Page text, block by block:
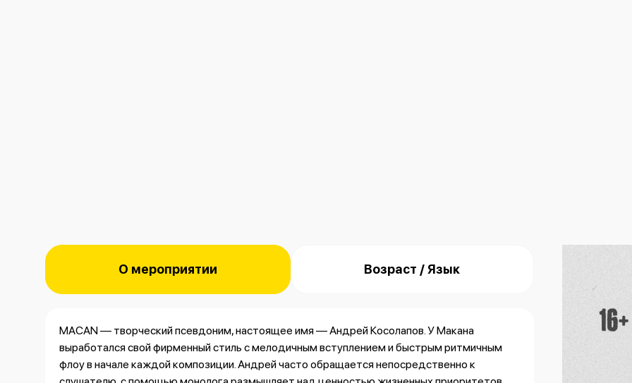
О мероприятии Возраст / Язык
MACAN — творческий псевдоним, настоящее имя — Андрей Косолапов. У Макана
выработался свой фирменный стиль с мелодичным вступлением и быстрым ритмичным
флоу в начале каждой композиции. Андрей часто обращается непосредственно к